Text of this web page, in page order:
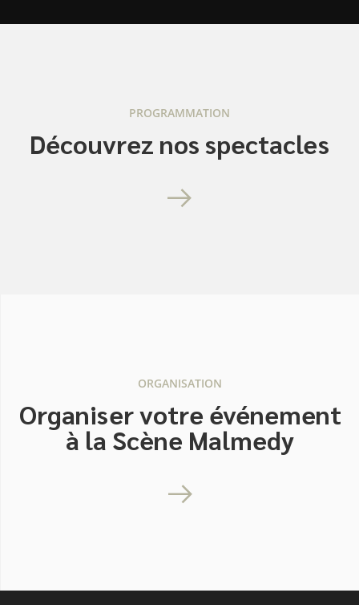
PROGRAMMATION
Découvrez nos spectacles
ORGANISATION
Organiser votre événement
à la Scène Malmedy